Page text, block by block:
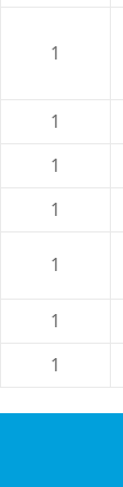
1
1
1
1
1
1
1